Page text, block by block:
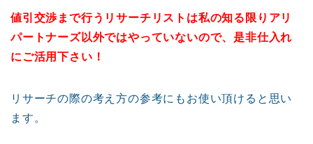
値引交渉まで行うリサーチリストは私の知る限りアリ
パートナーズ以外ではやっていないので、是非仕入れ
にご活用下さい！
リサーチの際の考え方の参考にもお使い頂けると思い
ます。